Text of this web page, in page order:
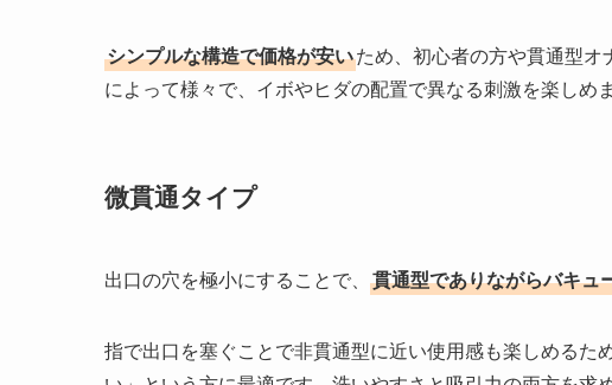
シンプルな構造で価格が安いため、初心者の方や貫通型
によって様々で、イボやヒダの配置で異なる刺激を楽しめま
微貫通タイプ
出口の穴を極小にすることで、 貫通型でありながらバキュ
指で出口を塞ぐことで非貫通型に近い使用感も楽しめるた